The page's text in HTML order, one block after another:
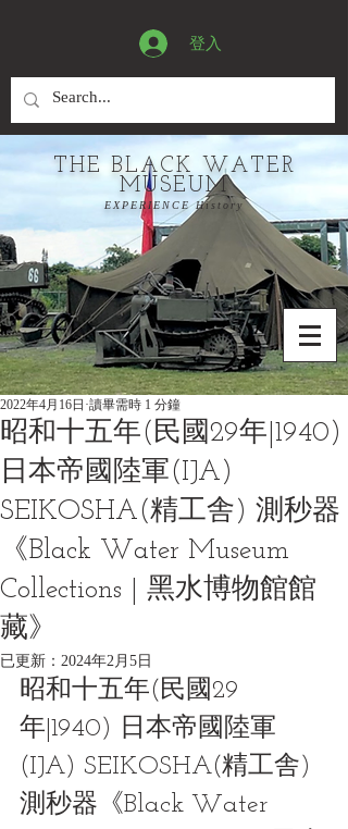
登入
THE BLACK WATER
MUSEUM
EXPERIENCE History
昭和十五年(民國29年|1940)
日本帝國陸軍(IJA)
SEIKOSHA(精工舎) 測秒器
《Black Water Museum
Collections | 黑水博物館館
藏》
2022年4月16日 讀畢需時 1 分鐘
已更新： 2024年2月5日
昭和十五年(民國29
年|1940) 日本帝國陸軍
(IJA) SEIKOSHA(精工舎)
測秒器《Black Water